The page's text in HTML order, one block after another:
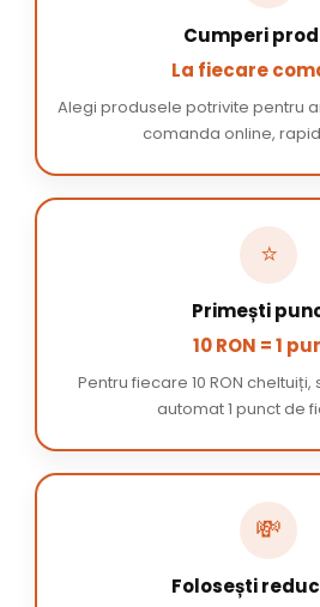
Cumperi
La fiecare
Alegi produsele potrivite pentru
comanda online,
⭐
Primești
10 RON = 1
Pentru fiecare 10 RON
automat 1 punct de
💸
Folosești